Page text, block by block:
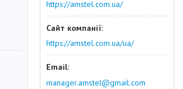
https://amstel.com.ua/
https://amstel.com.ua/ua/
manager.amstel@gmail.com